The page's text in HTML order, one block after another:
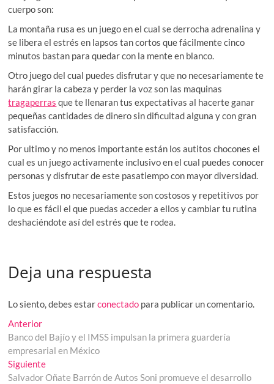
cuerpo son:
La montaña rusa es un juego en el cual se derrocha adrenalina y
se libera el estrés en lapsos tan cortos que fácilmente cinco
minutos bastan para quedar con la mente en blanco.
Otro juego del cual puedes disfrutar y que no necesariamente te
harán girar la cabeza y perder la voz son las maquinas
tragaperras que te llenaran tus expectativas al hacerte ganar
pequeñas cantidades de dinero sin dificultad alguna y con gran
satisfacción.
Por ultimo y no menos importante están los autitos chocones el
cual es un juego activamente inclusivo en el cual puedes conocer
personas y disfrutar de este pasatiempo con mayor diversidad.
Estos juegos no necesariamente son costosos y repetitivos por
lo que es fácil el que puedas acceder a ellos y cambiar tu rutina
deshaciéndote así del estrés que te rodea.
Deja una respuesta
Lo siento, debes estarconectado para publicar un comentario.
Navegación
de
entradas
AnteriorEntrada
anterior:
Banco del Bajío y el IMSS impulsan la primera guardería
empresarial en México
SiguienteEntrada
siguiente:
Salvador Oñate Barrón de Autos Soni promueve el desarrollo